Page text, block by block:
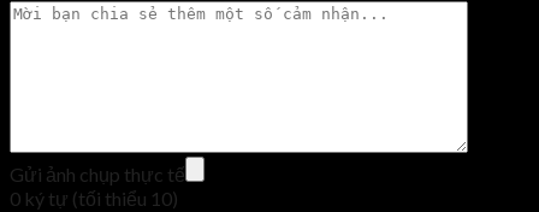
Gửi ảnh chụp thực tế
0 ký tự (tối thiểu 10)